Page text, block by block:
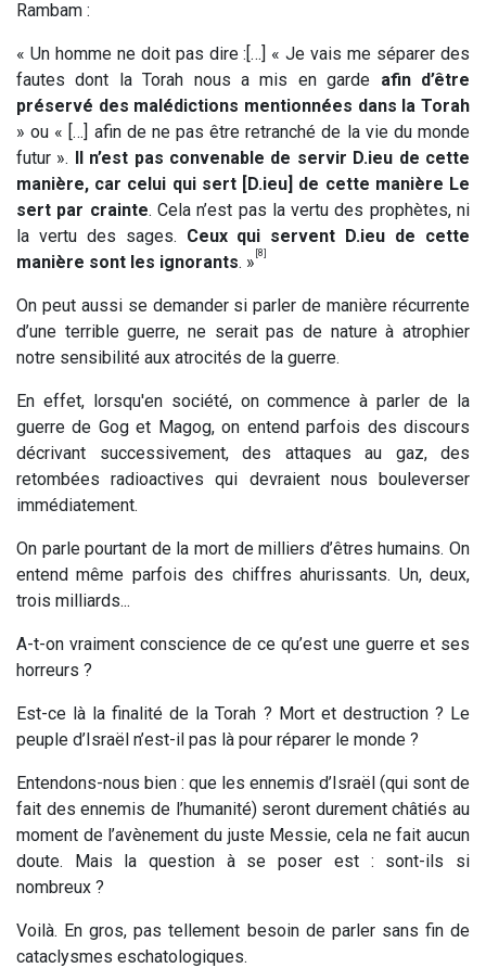
Rambam :
« Un homme ne doit pas dire :[…] « Je vais me séparer des
fautes dont la Torah nous a mis en garde afin d’être
préservé des malédictions mentionnées dans la Torah
» ou « […] afin de ne pas être retranché de la vie du monde
futur ». Il n’est pas convenable de servir D.ieu de cette
manière, car celui qui sert [D.ieu] de cette manière Le
sert par crainte. Cela n’est pas la vertu des prophètes, ni
la vertu des sages. Ceux qui servent D.ieu de cette
manière sont les ignorants. » [8]
On peut aussi se demander si parler de manière récurrente
d’une terrible guerre, ne serait pas de nature à atrophier
notre sensibilité aux atrocités de la guerre.
En effet, lorsqu'en société, on commence à parler de la
guerre de Gog et Magog, on entend parfois des discours
décrivant successivement, des attaques au gaz, des
retombées radioactives qui devraient nous bouleverser
immédiatement.
On parle pourtant de la mort de milliers d’êtres humains. On
entend même parfois des chiffres ahurissants. Un, deux,
trois milliards...
A-t-on vraiment conscience de ce qu’est une guerre et ses
horreurs ?
Est-ce là la finalité de la Torah ? Mort et destruction ? Le
peuple d’Israël n’est-il pas là pour réparer le monde ?
Entendons-nous bien : que les ennemis d’Israël (qui sont de
fait des ennemis de l’humanité) seront durement châtiés au
moment de l’avènement du juste Messie, cela ne fait aucun
doute. Mais la question à se poser est : sont-ils si
nombreux ?
Voilà. En gros, pas tellement besoin de parler sans fin de
cataclysmes eschatologiques.